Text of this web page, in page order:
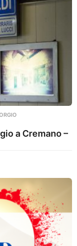
a Cremano –